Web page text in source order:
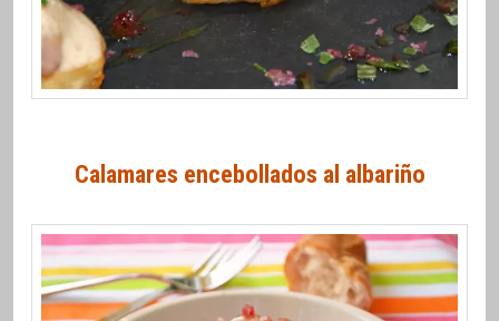
Calamares encebollados al albariño